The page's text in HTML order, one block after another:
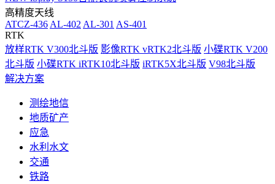
高精度天线
ATCZ-436 AL-402 AL-301 AS-401
RTK
放样RTK V300北斗版 影像RTK vRTK2北斗版 小碟RTK V200
北斗版 小碟RTK iRTK10北斗版 iRTK5X北斗版 V98北斗版
解决方案
测绘地信
地质矿产
应急
水利水文
交通
铁路